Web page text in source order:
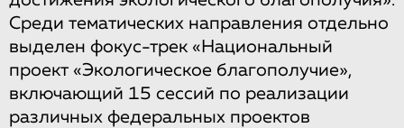
Среди тематических направления отдельно
выделен фокус-трек «Национальный
проект «Экологическое благополучие»,
включающий 15 сессий по реализации
различных федеральных проектов